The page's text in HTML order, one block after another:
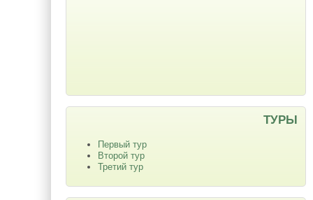
ТУРЫ
Первый тур
Второй тур
Третий тур